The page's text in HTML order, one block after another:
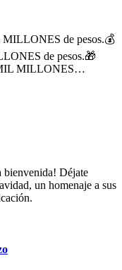
MILLONES de pesos.💰
de pesos.🎁
MIL MILLONES…
bienvenida! Déjate
un homenaje a sus